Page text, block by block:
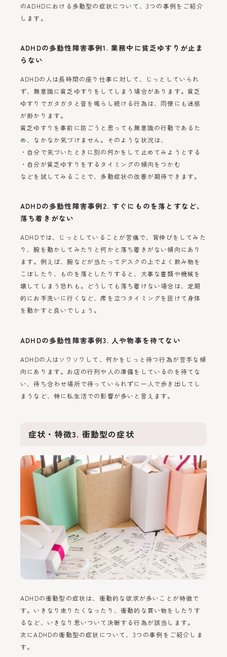
のADHDにおける多動型の症状について、3つの事例をご紹介
します。
ADHDの多動性障害事例1. 業務中に貧乏ゆすりが止ま
らない
ADHDの人は長時間の座り仕事に対して、じっとしていられ
ず、無意識に貧乏ゆすりをしてしまう場合があります。貧乏
ゆすりでガタガタと音を鳴らし続ける行為は、同僚にも迷惑
が掛かります。
貧乏ゆすりを事前に防ごうと思っても無意識の行動であるた
め、なかなか気づけません。そのような状況は、
・自分で気づいたときに別の何かをして止めてみようとする
・自分が貧乏ゆすりをするタイミングの傾向をつかむ
などを試してみることで、多動症状の改善が期待できます。
ADHDの多動性障害事例2. すぐにものを落とすなど、
落ち着きがない
ADHDでは、じっとしていることが苦痛で、背伸びをしてみた
り、腕を動かしてみたりと何かと落ち着きがない傾向にあり
ます。例えば、腕などが当たってデスクの上でよく飲み物を
こぼしたり、ものを落としたりすると、大事な書類や機械を
壊してしまう恐れも。どうしても落ち着けない場合は、定期
的にお手洗いに行くなど、席を立つタイミングを設けて身体
を動かすと良いでしょう。
ADHDの多動性障害事例3. 人や物事を待てない
ADHDの人はソワソワして、何かをじっと待つ行為が苦手な傾
向にあります。お店の行列や人の準備をしているのを待てな
い、待ち合わせ場所で待っていられずに一人で歩き出してし
まうなど、特に私生活での影響が多いと言えます。
症状・特徴3. 衝動型の症状
ADHDの衝動型の症状は、衝動的な欲求が多いことが特徴で
す。いきなり走りたくなったり、衝動的な買い物をしたりす
るなど、いきなり思いついて決断する行為が該当します。
次にADHDの衝動型の症状について、3つの事例をご紹介しま
す。